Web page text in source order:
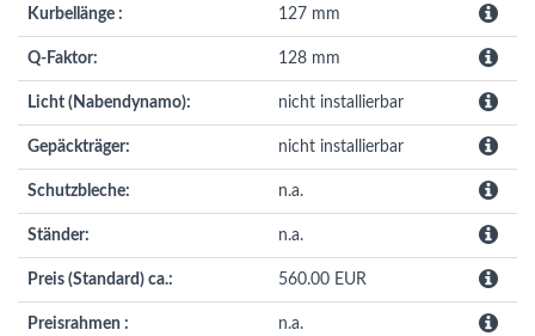
Kurbellänge : 127 mm
Q-Faktor: 128 mm
Licht (Nabendynamo): nicht installierbar
Gepäckträger: nicht installierbar
Schutzbleche: n.a.
Ständer: n.a.
Preis (Standard) ca.: 560.00 EUR
Preisrahmen : n.a.